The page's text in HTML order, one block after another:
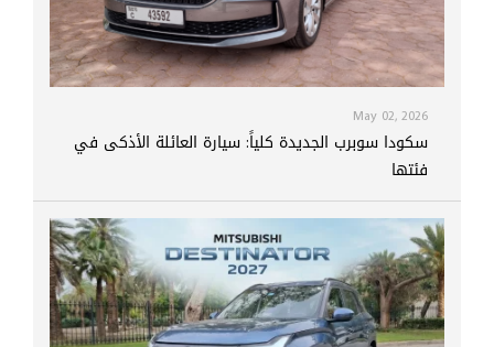
May 02, 2026
سكودا سوبرب الجديدة كلياً: سيارة العائلة الأذكى في
فئتها